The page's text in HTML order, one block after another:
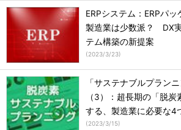
ERPシステム：ERPパ
製造業は少数派？ DX
テム構築の新提案
(2023/3/23)
「サステナブルプラン
（3）：超長期の「脱
する、製造業に必要な4
(2023/3/15)